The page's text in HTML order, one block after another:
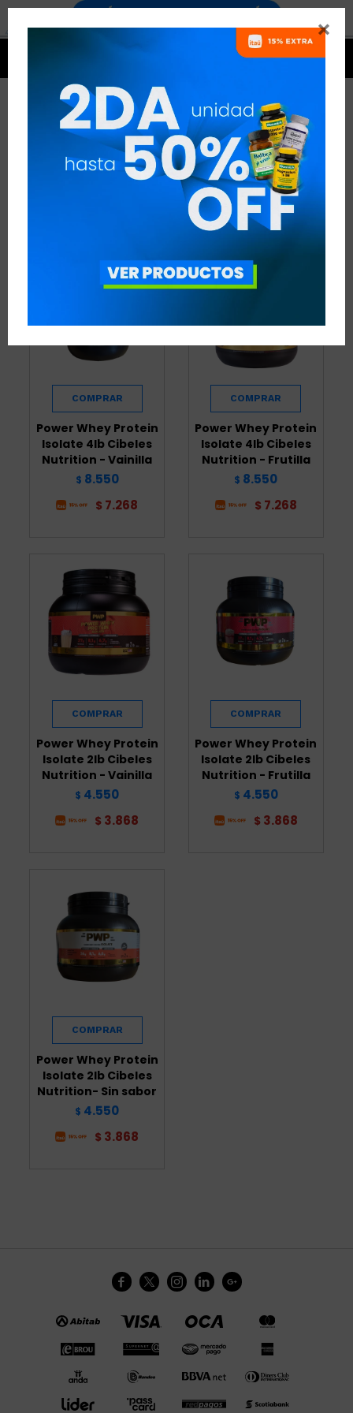

RESULTADOS DE LA BÚSQUEDA
"POWER WHEY PROTEIN"
COINCIDENCIA
Power Whey Protein
Isolate 4lb Cibeles
Nutrition - Vainilla
$ 8.550
$ 7.268
Power Whey Protein
Isolate 4lb Cibeles
Nutrition - Frutilla
$ 8.550
$ 7.268
Power Whey Protein
Isolate 2lb Cibeles
Nutrition - Vainilla
$ 4.550
$ 3.868
Power Whey Protein
Isolate 2lb Cibeles
Nutrition - Frutilla
$ 4.550
$ 3.868
Power Whey Protein
Isolate 2lb Cibeles
Nutrition- Sin sabor
$ 4.550
$ 3.868
    